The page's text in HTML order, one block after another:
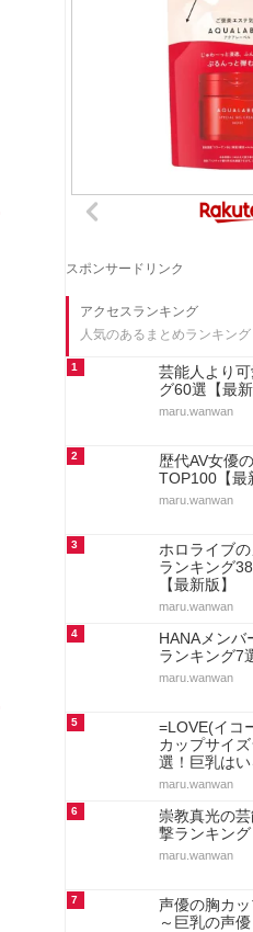
スポンサードリンク
アクセスランキング
人気のあるまとめランキング
1
芸能人より
グ60選【最新
maru.wanwan
2
歴代AV女優
TOP100【最
maru.wanwan
3
ホロライブ
ランキング
【最新版】
maru.wanwan
4
HANAメンバ
ランキング7
maru.wanwan
5
=LOVE(イコ
カップサイ
選！巨乳はい
maru.wanwan
6
崇教真光の
撃ランキング
maru.wanwan
7
声優の胸カ
～巨乳の声